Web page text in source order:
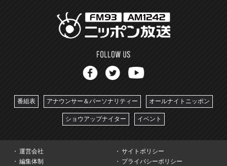
番組表 アナウンサー＆パーソナリティー オールナイトニッポン
ショウアップナイター イベント
運営会社
サイトポリシー
編集体制
プライバシーポリシー